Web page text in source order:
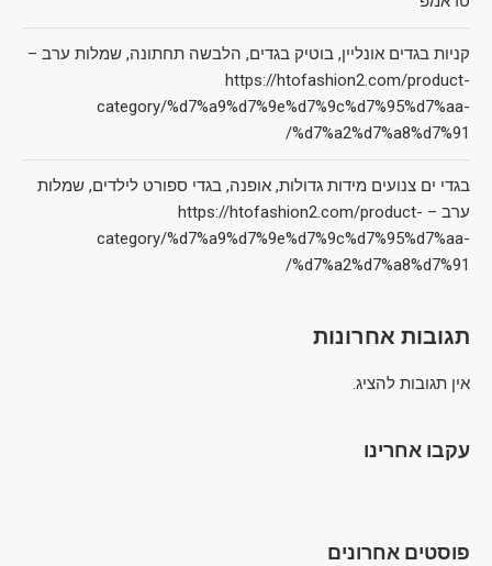
קניות בגדים אונליין, בוטיק בגדים, הלבשה תחתונה, שמלות ערב –
https://htofashion2.com/product-
category/%d7%a9%d7%9e%d7%9c%d7%95%d7%aa-
%d7%a2%d7%a8%d7%91/
בגדי ים צנועים מידות גדולות, אופנה, בגדי ספורט לילדים, שמלות
ערב – https://htofashion2.com/product-
category/%d7%a9%d7%9e%d7%9c%d7%95%d7%aa-
%d7%a2%d7%a8%d7%91/
תגובות אחרונות
אין תגובות להציג.
עקבו אחרינו
פוסטים אחרונים